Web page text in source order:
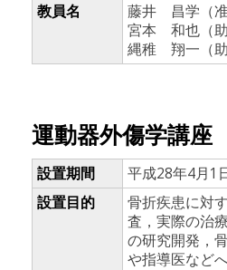
教員名
藤井 昌学（准
宮本 和也（助
縄稚 翔一（助
運動器外傷学講座
設置期間
平成28年4月1
設置目的
骨折疾患に対
査，実際の治
の研究開発，
や指導医など